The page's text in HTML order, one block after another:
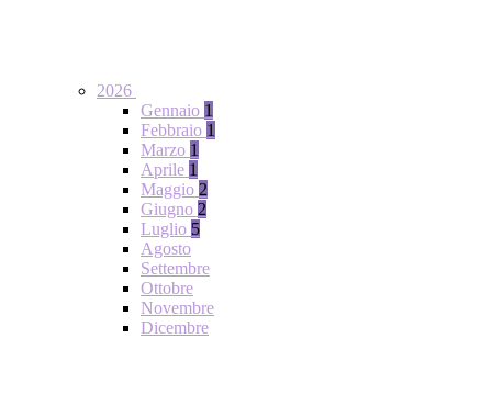
2026
Gennaio 1
Febbraio 1
Marzo 1
Aprile 1
Maggio 2
Giugno 2
Luglio 5
Agosto
Settembre
Ottobre
Novembre
Dicembre